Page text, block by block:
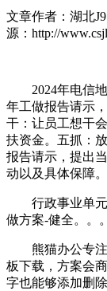
文章作者：湖北
源：http://
2024年电信地
年工做报告请示
干：让员工想干
扶资金。五抓：
报告请示，提出
动以及具体保障。
行政事业单元
做方案-健全。。。
熊猫办公专注
板下载，方案会
字也能够添加删